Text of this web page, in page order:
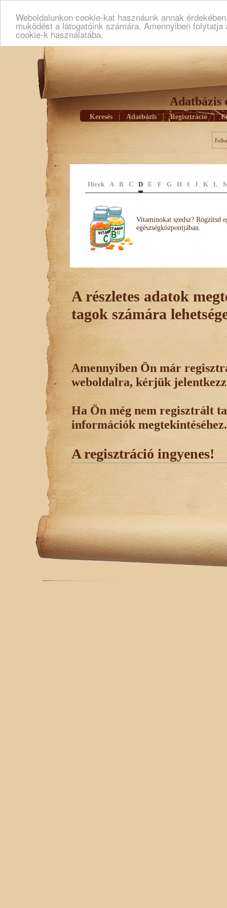
Weboldalunkon cookie-kat hasznáunk annak
muködést a látogatóink számára. Amennyiben
cookie-k használatába.
Adatbázis
Keresés Adatbázis | Regisztráció |
Hírek A B C D E F G H I J K L
Vitaminokat szedsz? Rögzítsd
egészségközpontjában.
A részletes adatok
tagok számára
Amennyiben Ön már
weboldalra, kérjük
Ha Ön még nem regisztrált
információk megtekintéséhez.
A regisztráció ingyenes!